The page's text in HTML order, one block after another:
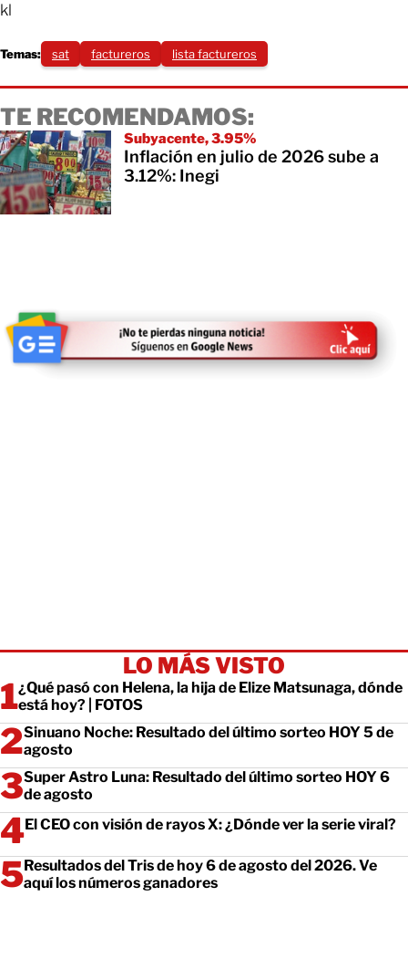
kl
Temas: sat factureros lista factureros
TE RECOMENDAMOS:
Subyacente, 3.95%
Inflación en julio de 2026 sube a
3.12%: Inegi
LO MÁS VISTO
¿Qué pasó con Helena, la hija de Elize Matsunaga, dónde
está hoy? | FOTOS
Sinuano Noche: Resultado del último sorteo HOY 5 de
agosto
Super Astro Luna: Resultado del último sorteo HOY 6
de agosto
El CEO con visión de rayos X: ¿Dónde ver la serie viral?
Resultados del Tris de hoy 6 de agosto del 2026. Ve
aquí los números ganadores